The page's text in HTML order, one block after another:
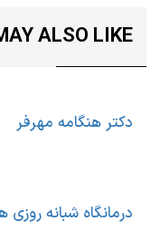
ALSO LIKE
دکتر هنگامه مهرفر
درمانگاه شبانه